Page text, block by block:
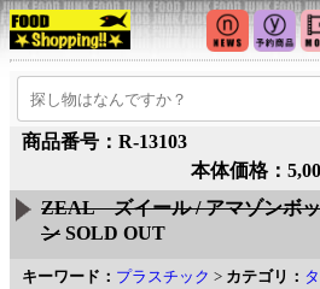
商品番号：R-13103
本体価格：
ZEAL ズイール / アマゾンボ
ン SOLD OUT
キーワード： プラスチック > カテゴリ：